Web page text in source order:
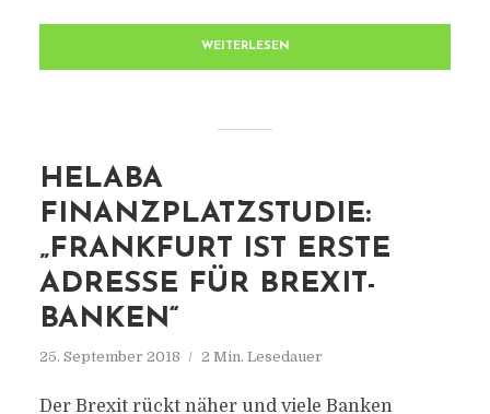
WEITERLESEN
HELABA
FINANZPLATZSTUDIE:
„FRANKFURT IST ERSTE
ADRESSE FÜR BREXIT-
BANKEN“
25. September 2018 2 Min. Lesedauer
Der Brexit rückt näher und viele Banken